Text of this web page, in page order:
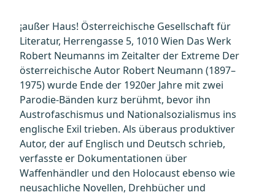
¡außer Haus! Österreichische Gesellschaft für
Literatur, Herrengasse 5, 1010 Wien Das Werk
Robert Neumanns im Zeitalter der Extreme Der
österreichische Autor Robert Neumann (1897–
1975) wurde Ende der 1920er Jahre mit zwei
Parodie-Bänden kurz berühmt, bevor ihn
Austrofaschismus und Nationalsozialismus ins
englische Exil trieben. Als überaus produktiver
Autor, der auf Englisch und Deutsch schrieb,
verfasste er Dokumentationen über
Waffenhändler und den Holocaust ebenso wie
neusachliche Novellen, Drehbücher und